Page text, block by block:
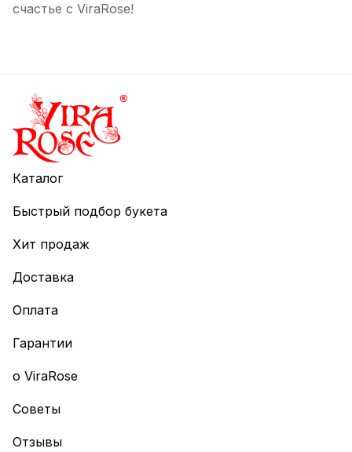
счастье с ViraRose!
Каталог
Быстрый подбор букета
Хит продаж
Доставка
Оплата
Гарантии
о ViraRose
Советы
Отзывы